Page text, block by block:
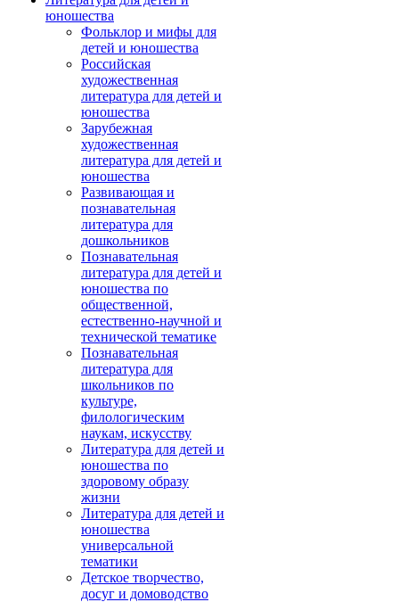
юношества
Фольклор и мифы для
детей и юношества
Российская
художественная
литература для детей и
юношества
Зарубежная
художественная
литература для детей и
юношества
Развивающая и
познавательная
литература для
дошкольников
Познавательная
литература для детей и
юношества по
общественной,
естественно-научной и
технической тематике
Познавательная
литература для
школьников по
культуре,
филологическим
наукам, искусству
Литература для детей и
юношества по
здоровому образу
жизни
Литература для детей и
юношества
универсальной
тематики
Детское творчество,
досуг и домоводство